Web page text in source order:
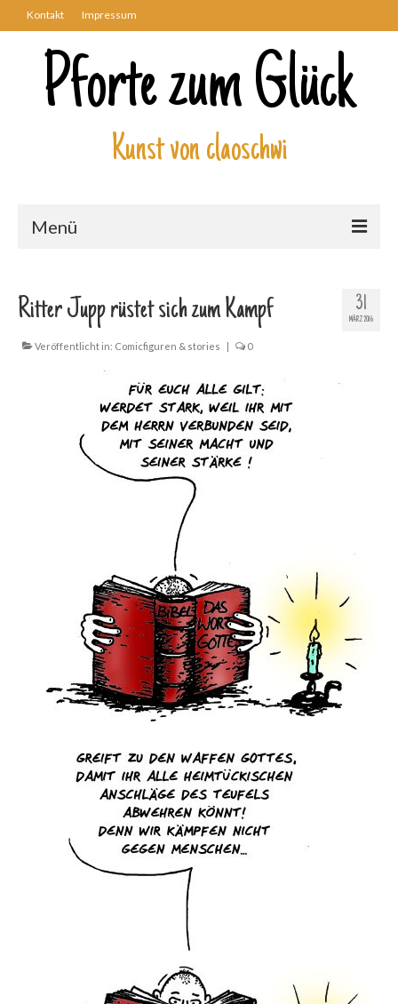
Kontakt Impressum
Pforte zum Glück
Kunst von claoschwi
Menü
Kunstwerke
Biblisch
Engel und Geflügelte
Gemälde
Geschnitzte
Schwarze Serie
Viecher
Illustrationen
Comic, Figuren & Stories
Kinderbücher
Designs
Werkstücke
31
MÄRZ 2016
Ritter Jupp rüstet sich zum Kampf
Veröffentlicht in: Comicfiguren & stories | 0